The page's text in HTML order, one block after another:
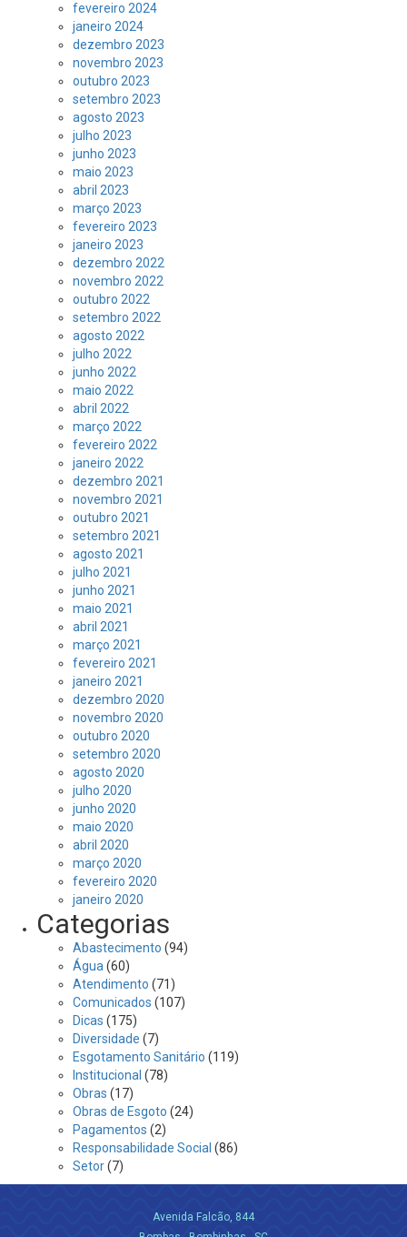
fevereiro 2024
janeiro 2024
dezembro 2023
novembro 2023
outubro 2023
setembro 2023
agosto 2023
julho 2023
junho 2023
maio 2023
abril 2023
março 2023
fevereiro 2023
janeiro 2023
dezembro 2022
novembro 2022
outubro 2022
setembro 2022
agosto 2022
julho 2022
junho 2022
maio 2022
abril 2022
março 2022
fevereiro 2022
janeiro 2022
dezembro 2021
novembro 2021
outubro 2021
setembro 2021
agosto 2021
julho 2021
junho 2021
maio 2021
abril 2021
março 2021
fevereiro 2021
janeiro 2021
dezembro 2020
novembro 2020
outubro 2020
setembro 2020
agosto 2020
julho 2020
junho 2020
maio 2020
abril 2020
março 2020
fevereiro 2020
janeiro 2020
Categorias
Abastecimento (94)
Água (60)
Atendimento (71)
Comunicados (107)
Dicas (175)
Diversidade (7)
Esgotamento Sanitário (119)
Institucional (78)
Obras (17)
Obras de Esgoto (24)
Pagamentos (2)
Responsabilidade Social (86)
Setor(7)
Avenida Falcão, 844